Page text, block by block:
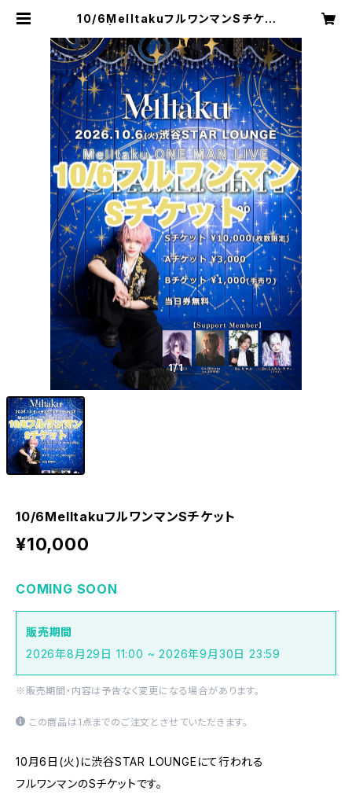
10/6MelltakuフルワンマンSチケッ
1/1
10/6MelltakuフルワンマンSチケット
¥10,000
COMING SOON
販売期間
2026年8月29日 11:00 ~ 2026年9月30日 23:59
※販売期間・内容は予告なく変更になる場合があります。
この商品は1点までのご注文とさせていただきます。
10月6日(火)に渋谷STAR LOUNGEにて行われる
フルワンマンのSチケットです。